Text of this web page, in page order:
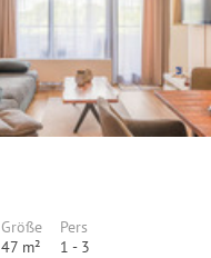
Größe
47 m²
Pers
1 - 3